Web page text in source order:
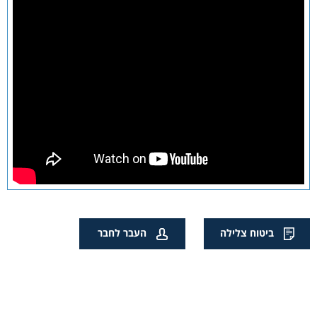
ביטוח צלילה העבר לחבר